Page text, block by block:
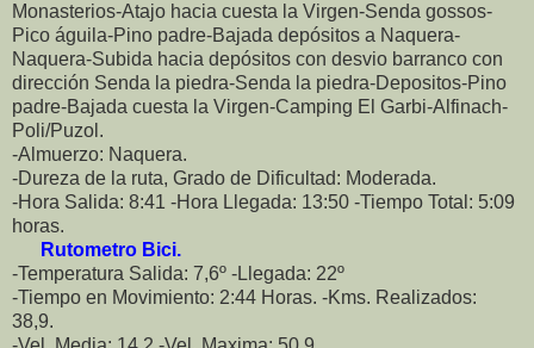
Monasterios-Atajo hacia cuesta la Virgen-Senda gossos-
Pico águila-Pino padre-Bajada depósitos a Naquera-
Naquera-Subida hacia depósitos con desvio barranco con
dirección Senda la piedra-Senda la piedra-Depositos-Pino
padre-Bajada cuesta la Virgen-Camping El Garbi-Alfinach-
Poli/Puzol.
-Almuerzo: Naquera.
-Dureza de la ruta, Grado de Dificultad: Moderada.
-Hora Salida: 8:41 -Hora Llegada: 13:50 -Tiempo Total: 5:09
horas.
Rutometro Bici.
-Temperatura Salida: 7,6º -Llegada: 22º
-Tiempo en Movimiento: 2:44 Horas. -Kms. Realizados:
38,9.